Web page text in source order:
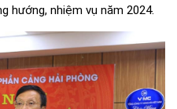
hướng, nhiệm vụ năm 2024.